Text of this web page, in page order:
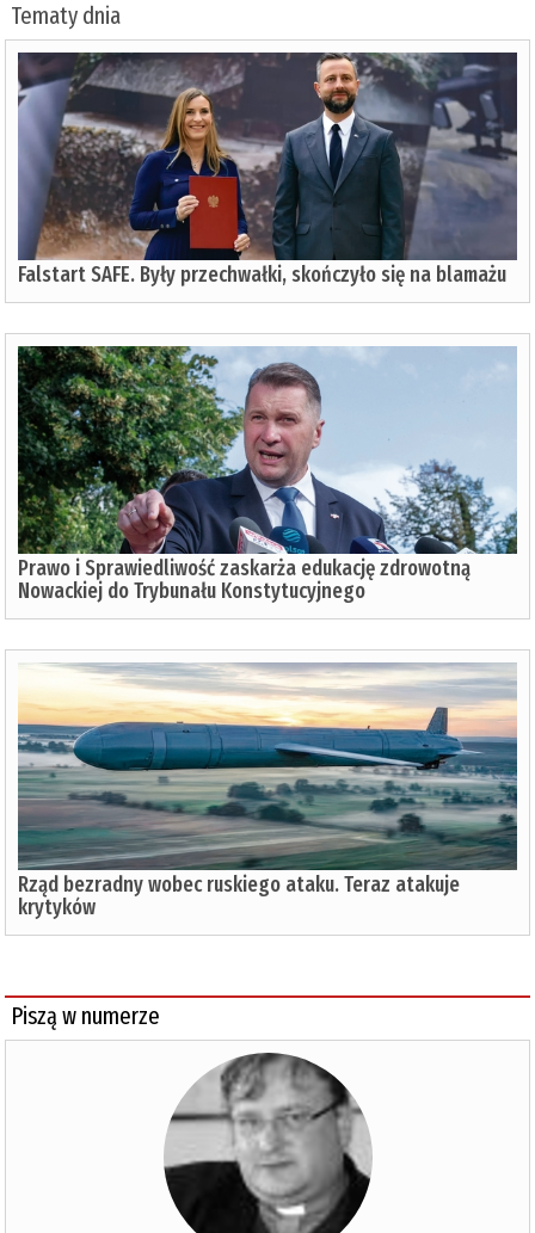
Tematy dnia
Falstart SAFE. Były przechwałki, skończyło się na blamażu
Prawo i Sprawiedliwość zaskarża edukację zdrowotną
Nowackiej do Trybunału Konstytucyjnego
Rząd bezradny wobec ruskiego ataku. Teraz atakuje
krytyków
Piszą w numerze